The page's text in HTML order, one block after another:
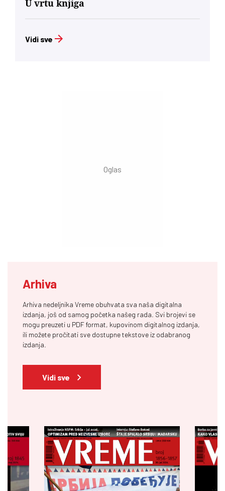
U vrtu knjiga
Vidi sve
Arhiva
Arhiva nedeljnika Vreme obuhvata sva naša digitalna
izdanja, još od samog početka našeg rada. Svi brojevi se
mogu preuzeti u PDF format, kupovinom digitalnog izdanja,
ili možete pročitati sve dostupne tekstove iz odabranog
izdanja.
Vidi sve